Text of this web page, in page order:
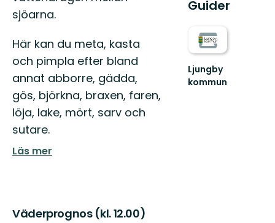
sjöarna.
Här kan du meta, kasta
och pimpla efter bland
annat abborre, gädda,
gös, björkna, braxen, faren,
löja, lake, mört, sarv och
sutare.
Läs mer
Väderprognos (kl. 12.00)
Guider
Ljungby
kommun